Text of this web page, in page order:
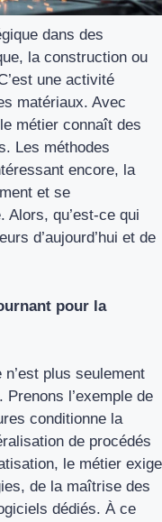
dans des
la construction ou
une activité
matériaux. Avec
métier connaît des
Les méthodes
encore, la
et se
Alors, qu’est-ce qui
d’aujourd’hui et de
pour la
plus seulement
l’exemple de
conditionne la
de procédés
le métier exige
de la maîtrise des
dédiés. À ce